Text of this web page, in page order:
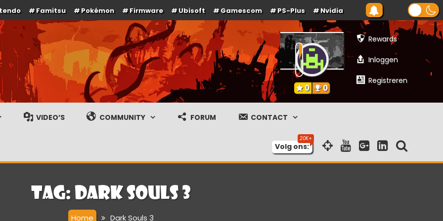
Famitsu Pokémon Firmware Ubisoft Gamescom PS-Plus Nvidia
gameplay streams
Rewards
Inloggen
Registreren
0 0
VIDEO’S COMMUNITY FORUM CONTACT
Volg ons:
Tag: Dark Souls 3
Home Dark Souls 3